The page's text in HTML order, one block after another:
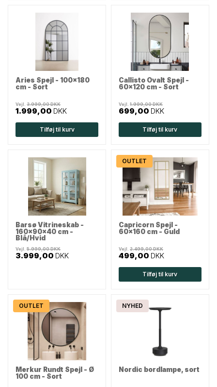
Aries Spejl - 100x180
cm - Sort
1.999,00 DKK
Vejl.3.999,00 DKK
Tilføj til kurv
Callisto Ovalt Spejl -
60x120 cm - Sort
699,00 DKK
Vejl. 1.999,00 DKK
Tilføj til kurv
Barsø Vitrineskab -
160x90x40 cm -
Blå/Hvid
3.999,00 DKK
Vejl.5.999,00 DKK
OUTLET
Capricorn Spejl -
60x160 cm - Guld
499,00 DKK
Vejl. 2.499,00 DKK
Tilføj til kurv
OUTLET
Merkur Rundt Spejl - Ø
100 cm - Sort
NYHED
Nordic bordlampe, sort